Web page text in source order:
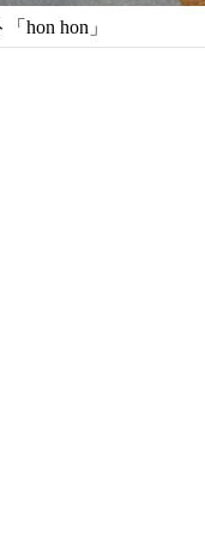
hon hon」